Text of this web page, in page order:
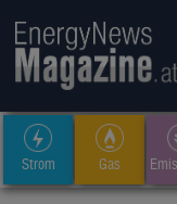
Strom Gas